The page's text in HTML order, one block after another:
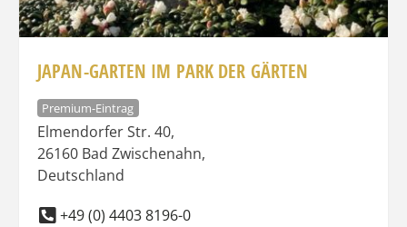
JAPAN-GARTEN IM PARK DER GÄRTEN
Premium-Eintrag
Elmendorfer Str. 40,
26160 Bad Zwischenahn,
Deutschland
+49 (0) 4403 8196-0